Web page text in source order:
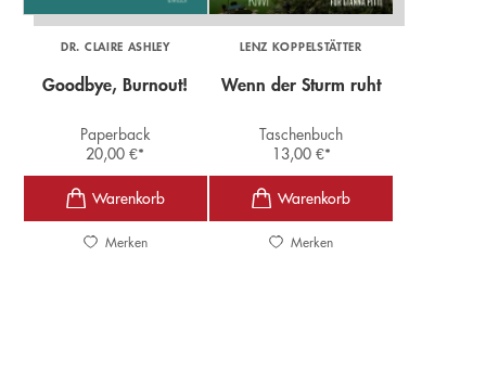
DR. CLAIRE ASHLEY
Goodbye, Burnout!
Paperback
20,00€*
Merken
LENZ KOPPELSTÄTTER
Wenn der Sturm ruht
Taschenbuch
13,00 €*
Merken